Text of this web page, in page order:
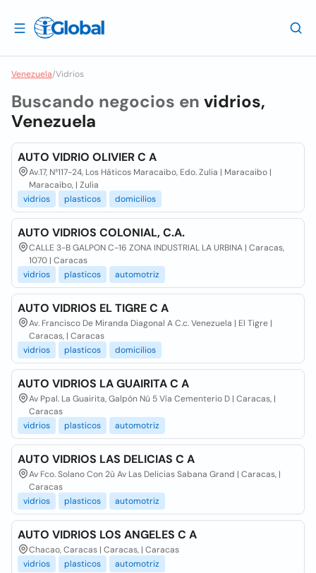
Venezuela/Vidrios
Buscando negocios en vidrios,
Venezuela
AUTO VIDRIO OLIVIER C A
Av.17, N³117-24, Los Háticos Maracaibo, Edo. Zulia | Maracaibo |
Maracaibo, | Zulia
vidrios
plasticos domicilios
AUTO VIDRIOS COLONIAL, C.A.
CALLE 3-B GALPON C-16 ZONA INDUSTRIAL LA URBINA | Caracas,
1070 | Caracas
vidrios
plasticos automotriz
AUTO VIDRIOS EL TIGRE C A
Av. Francisco De Miranda Diagonal A C.c. Venezuela | El Tigre |
Caracas, | Caracas
vidrios
plasticos domicilios
AUTO VIDRIOS LA GUAIRITA C A
Av Ppal. La Guairita, Galpón Nú 5 Vía Cementerio D | Caracas, |
Caracas
vidrios
plasticos automotriz
AUTO VIDRIOS LAS DELICIAS C A
Av Fco. Solano Con 2ù Av Las Delicias Sabana Grand | Caracas, |
Caracas
vidrios
plasticos automotriz
AUTO VIDRIOS LOS ANGELES C A
Chacao, Caracas | Caracas, | Caracas
vidrios
plasticos automotriz